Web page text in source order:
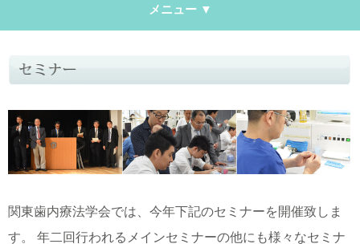
メニュー ▼
関東歯内療法学会では、今年下記のセミナーを開催致しま
す。 年二回行われるメインセミナーの他にも様々なセミナ